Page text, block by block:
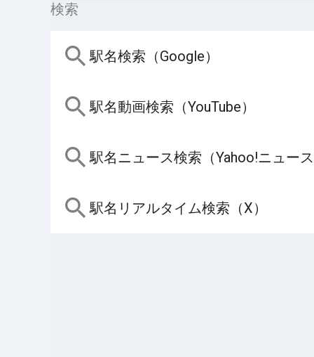
検索
駅名検索（Google）
駅名動画検索（YouTube）
駅名ニュース検索（Yahoo!ニュー
駅名リアルタイム検索（X）